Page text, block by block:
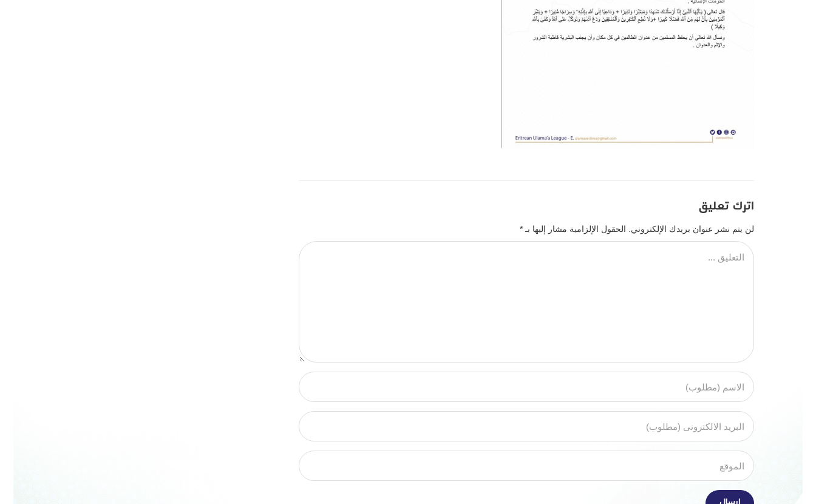
اترك تعليق
لن يتم نشر عنوان بريدك الإلكتروني. الحقول الإلزامية مشار إليها بـ *